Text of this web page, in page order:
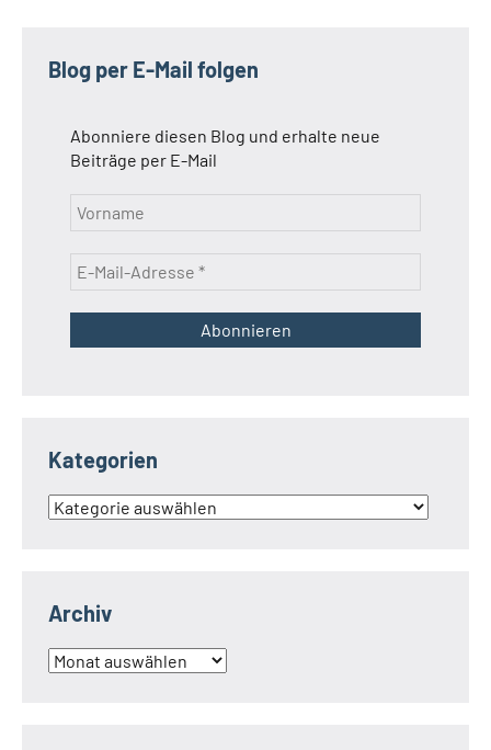
Blog per E-Mail folgen
Abonniere diesen Blog und erhalte neue
Beiträge per E-Mail
Kategorien
Kategorien
Archiv
Archiv